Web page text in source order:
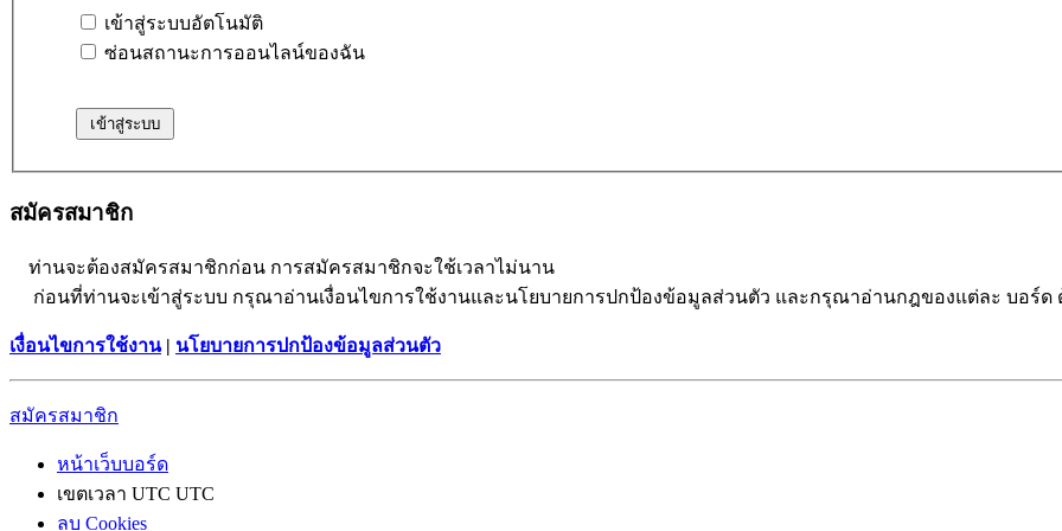
เข้าสู่ระบบอัตโนมัติ
ซ่อนสถานะการออนไลน์ของฉัน
สมัครสมาชิก
ท่านจะต้องสมัครสมาชิกก่อน การสมัครสมาชิกจะใช้เวลาไม่นาน
ก่อนที่ท่านจะเข้าสู่ระบบ กรุณาอ่านเงื่อนไขการใช้งานและนโยบายการปกป้องข้อมูลส่วนตัว และกรุณาอ่านกฎของแต่ละ บอร์ด
เงื่อนไขการใช้งาน| นโยบายการปกป้องข้อมูลส่วนตัว
สมัครสมาชิก
หน้าเว็บบอร์ด
เขตเวลา UTC UTC
ลบ Cookies